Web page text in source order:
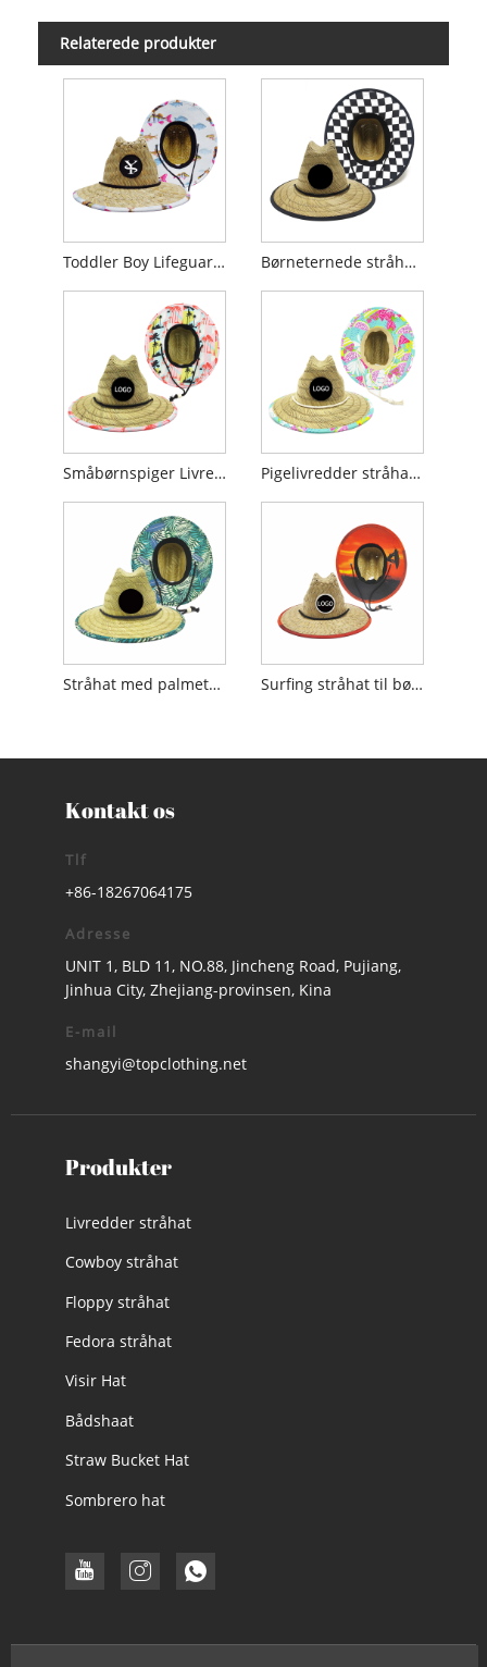
Relaterede produkter
Toddler Boy Lifeguard stråhat Børneternede stråhatte
Småbørnspiger Livredder stråhat Pigelivredder stråhatte
Stråhat med palmetryk til børn Surfing stråhat til børn
Kontakt os
Tlf
+86-18267064175
Adresse
UNIT 1, BLD 11, NO.88, Jincheng Road, Pujiang,
Jinhua City, Zhejiang-provinsen, Kina
E-mail
shangyi@topclothing.net
Produkter
Livredder stråhat
Cowboy stråhat
Floppy stråhat
Fedora stråhat
Visir Hat
Bådshaat
Straw Bucket Hat
Sombrero hat